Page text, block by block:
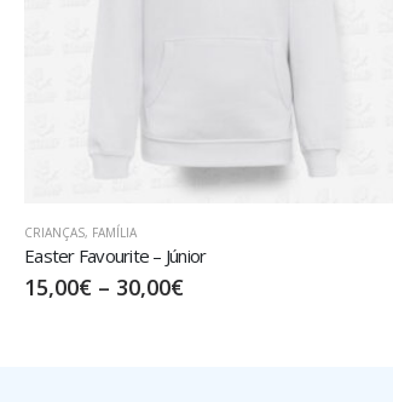
CRIANÇAS
Possível – Júnior
15,00 € –30,00